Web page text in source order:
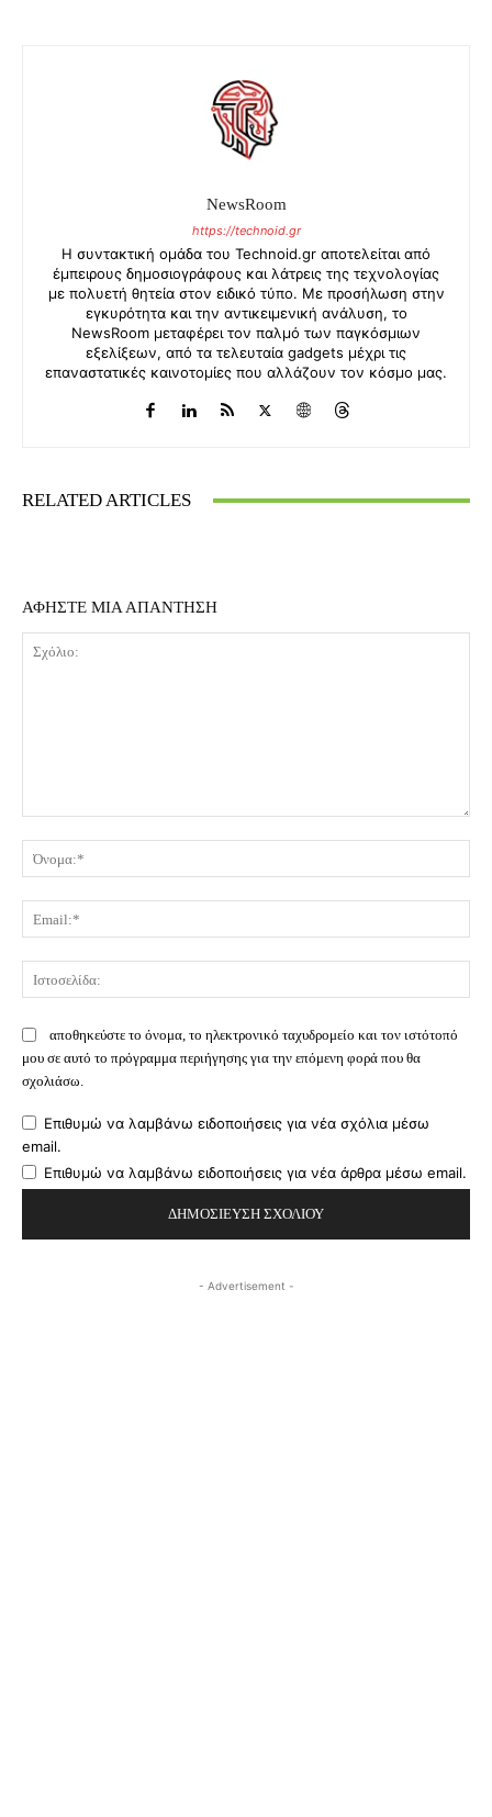
NewsRoom
https://technoid.gr
Η συντακτική ομάδα του Technoid.gr αποτελείται από
έμπειρους δημοσιογράφους και λάτρεις της τεχνολογίας
με πολυετή θητεία στον ειδικό τύπο. Με προσήλωση στην
εγκυρότητα και την αντικειμενική ανάλυση, το
NewsRoom μεταφέρει τον παλμό των παγκόσμιων
εξελίξεων, από τα τελευταία gadgets μέχρι τις
επαναστατικές καινοτομίες που αλλάζουν τον κόσμο μας.
RELATED ARTICLES
ΑΦΗΣΤΕ ΜΙΑ ΑΠΑΝΤΗΣΗ
αποθηκεύστε το όνομα, το ηλεκτρονικό ταχυδρομείο και τον ιστότοπό
μου σε αυτό το πρόγραμμα περιήγησης για την επόμενη φορά που θα
σχολιάσω.
Επιθυμώ να λαμβάνω ειδοποιήσεις για νέα σχόλια μέσω
email.
Επιθυμώ να λαμβάνω ειδοποιήσεις για νέα άρθρα μέσω email.
- Advertisement -